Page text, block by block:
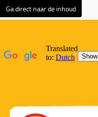
Ga direct naar de inhoud